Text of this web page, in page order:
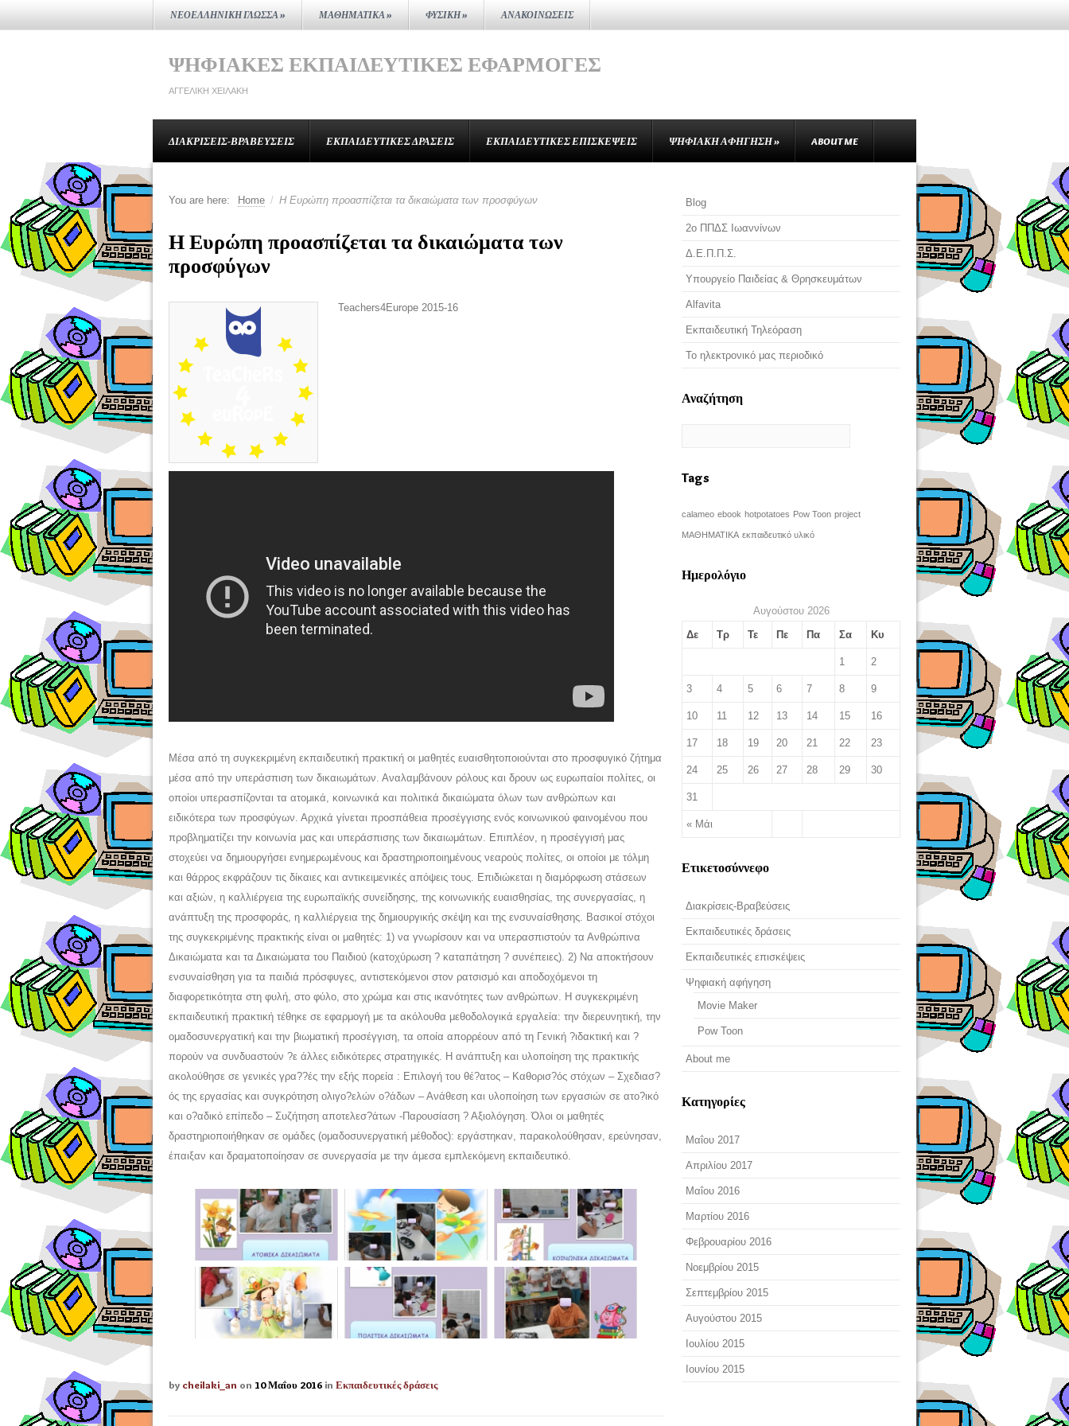
ΝΕΟΕΛΛΗΝΙΚΉ ΓΛΏΣΣΑ» ΜΑΘΗΜΑΤΙΚΆ» ΦΥΣΙΚΉ» ΑΝΑΚΟΙΝΏΣΕΙΣ
ΨΗΦΙΑΚΈΣ ΕΚΠΑΙΔΕΥΤΙΚΈΣ ΕΦΑΡΜΟΓΈΣ
ΑΓΓΕΛΙΚΉ ΧΕΙΛΆΚΗ
ΔΙΑΚΡΊΣΕΙΣ-ΒΡΑΒΕΎΣΕΙΣ ΕΚΠΑΙΔΕΥΤΙΚΈΣ ΔΡΆΣΕΙΣ ΕΚΠΑΙΔΕΥΤΙΚΈΣ ΕΠΙΣΚΈΨΕΙΣ ΨΗΦΙΑΚΉ ΑΦΉΓΗΣΗ» ABOUT ME
You are here: Home / Η Ευρώπη προασπίζεται τα δικαιώματα των προσφύγων
Η Ευρώπη προασπίζεται τα δικαιώματα των
προσφύγων
Teachers4Europe 2015-16
Μέσα από τη συγκεκριμένη εκπαιδευτική πρακτική οι μαθητές ευαισθητοποιούνται στο προσφυγικό ζήτημα
μέσα από την υπεράσπιση των δικαιωμάτων. Αναλαμβάνουν ρόλους και δρουν ως ευρωπαίοι πολίτες, οι
οποίοι υπερασπίζονται τα ατομικά, κοινωνικά και πολιτικά δικαιώματα όλων των ανθρώπων και
ειδικότερα των προσφύγων. Αρχικά γίνεται προσπάθεια προσέγγισης ενός κοινωνικού φαινομένου που
προβληματίζει την κοινωνία μας και υπεράσπισης των δικαιωμάτων. Επιπλέον, η προσέγγισή μας
στοχεύει να δημιουργήσει ενημερωμένους και δραστηριοποιημένους νεαρούς πολίτες, οι οποίοι με τόλμη
και θάρρος εκφράζουν τις δίκαιες και αντικειμενικές απόψεις τους. Επιδιώκεται η διαμόρφωση στάσεων
και αξιών, η καλλιέργεια της ευρωπαϊκής συνείδησης, της κοινωνικής ευαισθησίας, της συνεργασίας, η
ανάπτυξη της προσφοράς, η καλλιέργεια της δημιουργικής σκέψη και της ενσυναίσθησης. Βασικοί στόχοι
της συγκεκριμένης πρακτικής είναι οι μαθητές: 1) να γνωρίσουν και να υπερασπιστούν τα Ανθρώπινα
Δικαιώματα και τα Δικαιώματα του Παιδιού (κατοχύρωση ? καταπάτηση ? συνέπειες). 2) Να αποκτήσουν
ενσυναίσθηση για τα παιδιά πρόσφυγες, αντιστεκόμενοι στον ρατσισμό και αποδοχόμενοι τη
διαφορετικότητα στη φυλή, στο φύλο, στο χρώμα και στις ικανότητες των ανθρώπων. Η συγκεκριμένη
εκπαιδευτική πρακτική τέθηκε σε εφαρμογή με τα ακόλουθα μεθοδολογικά εργαλεία: την διερευνητική, την
ομαδοσυνεργατική και την βιωματική προσέγγιση, τα οποία απορρέουν από τη Γενική ?ιδακτική και ?
πορούν να συνδυαστούν ?ε άλλες ειδικότερες στρατηγικές. Η ανάπτυξη και υλοποίηση της πρακτικής
ακολούθησε σε γενικές γρα??ές την εξής πορεία : Επιλογή του θέ?ατος – Καθορισ?ός στόχων – Σχεδιασ?
ός της εργασίας και συγκρότηση ολιγο?ελών ο?άδων – Ανάθεση και υλοποίηση των εργασιών σε ατο?ικό
και ο?αδικό επίπεδο – Συζήτηση αποτελεσ?άτων -Παρουσίαση ? Αξιολόγηση. Όλοι οι μαθητές
δραστηριοποιήθηκαν σε ομάδες (ομαδοσυνεργατική μέθοδος): εργάστηκαν, παρακολούθησαν, ερεύνησαν,
έπαιξαν και δραματοποίησαν σε συνεργασία με την άμεσα εμπλεκόμενη εκπαιδευτικό.
by cheilaki_an on 10 Μαΐου 2016 in Εκπαιδευτικές δράσεις
Blog
2o ΠΠΔΣ Ιωαννίνων
Δ.Ε.Π.Π.Σ.
Υπουργείο Παιδείας & Θρησκευμάτων
Αlfavita
Εκπαιδευτική Τηλεόραση
Το ηλεκτρονικό μας περιοδικό
Αναζήτηση
Tags
calameo ebook hotpotatoes Pow Toon project
ΜΑΘΗΜΑΤΙΚΑ εκπαιδευτικό υλικό
Ημερολόγιο
Αυγούστου 2026
Δε
Τρ Τε Πε Πα Σα Κυ
« Μάι
1 2
3 4 5 6 7 8 9
10 11 12 13 14 15 16
17 18 19 20 21 22 23
24 25 26 27 28 29 30
31
Ετικετοσύννεφο
Διακρίσεις-Βραβεύσεις
Εκπαιδευτικές δράσεις
Εκπαιδευτικές επισκέψεις
Ψηφιακή αφήγηση
Movie Maker
Pow Toon
About me
Κατηγορίες
Μαΐου 2017
Απριλίου 2017
Μαΐου 2016
Μαρτίου 2016
Φεβρουαρίου 2016
Νοεμβρίου 2015
Σεπτεμβρίου 2015
Αυγούστου 2015
Ιουλίου 2015
Ιουνίου 2015